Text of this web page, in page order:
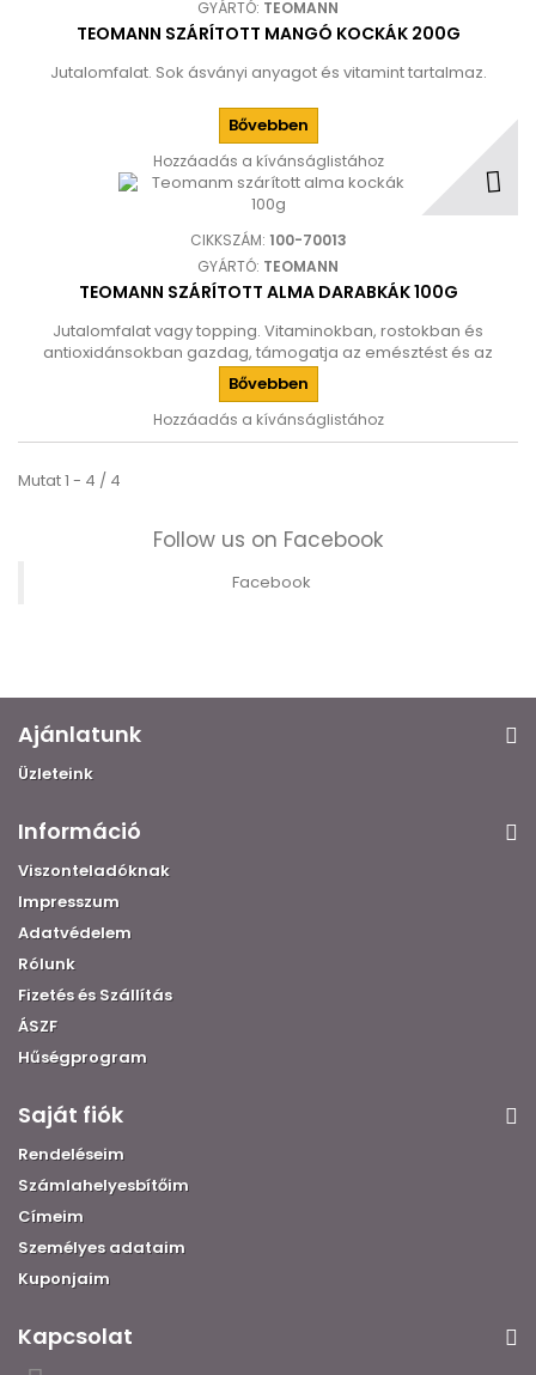
GYÁRTÓ: TEOMANN
TEOMANN SZÁRÍTOTT MANGÓ KOCKÁK 200G
Jutalomfalat. Sok ásványi anyagot és vitamint tartalmaz.
Bővebben
Hozzáadás a kívánságlistához
CIKKSZÁM: 100-70013
GYÁRTÓ: TEOMANN
TEOMANN SZÁRÍTOTT ALMA DARABKÁK 100G
Jutalomfalat vagy topping. Vitaminokban, rostokban és
antioxidánsokban gazdag, támogatja az emésztést és az
immunrendszert.
Bővebben
Hozzáadás a kívánságlistához
Mutat 1 - 4 / 4
Follow us on Facebook
Facebook
Ajánlatunk
Üzleteink
Információ
Viszonteladóknak
Impresszum
Adatvédelem
Rólunk
Fizetés és Szállítás
ÁSZF
Hűségprogram
Saját fiók
Rendeléseim
Számlahelyesbítőim
Címeim
Személyes adataim
Kuponjaim
Kapcsolat